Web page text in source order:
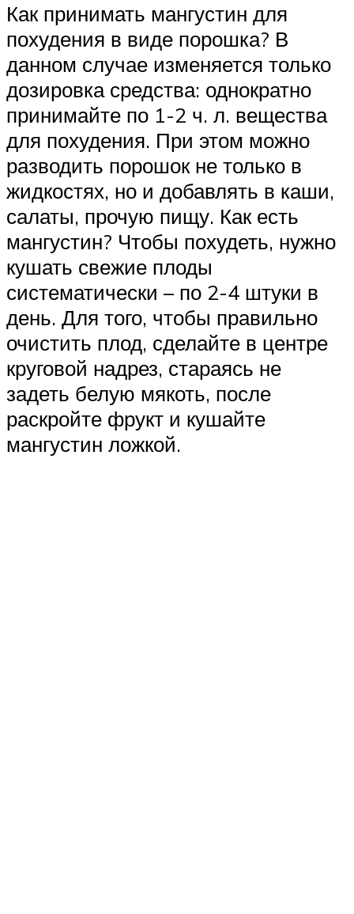
Как принимать мангустин для
похудения в виде порошка? В
данном случае изменяется только
дозировка средства: однократно
принимайте по 1-2 ч. л. вещества
для похудения. При этом можно
разводить порошок не только в
жидкостях, но и добавлять в каши,
салаты, прочую пищу. Как есть
мангустин? Чтобы похудеть, нужно
кушать свежие плоды
систематически – по 2-4 штуки в
день. Для того, чтобы правильно
очистить плод, сделайте в центре
круговой надрез, стараясь не
задеть белую мякоть, после
раскройте фрукт и кушайте
мангустин ложкой.